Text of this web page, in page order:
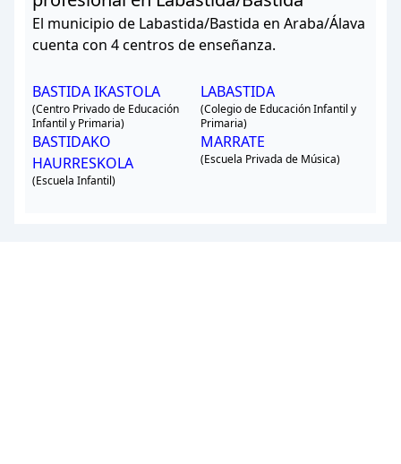
El municipio de Labastida/Bastida en Araba/Álava
cuenta con 4 centros de enseñanza.
BASTIDA IKASTOLA
(Centro Privado de Educación
Infantil y Primaria)
LABASTIDA
(Colegio de Educación Infantil y
Primaria)
BASTIDAKO
HAURRESKOLA
(Escuela Infantil)
MARRATE
(Escuela Privada de Música)